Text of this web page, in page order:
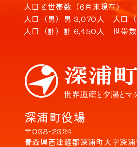
深浦町役場
〒038-2324
青森県西津軽郡深浦町大字深
人口と世帯数（6月末現在）
人口（男） 男 3,070人 人口（
人口（計） 計 6,450人 世帯数